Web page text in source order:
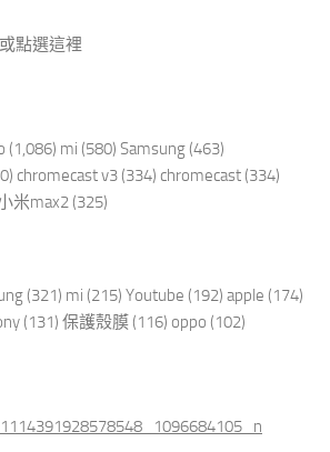
點選這裡
(1,086) mi (580) Samsung (463)
chromecast v3 (334) chromecast (334)
米max2 (325)
(321) mi (215) Youtube (192) apple (174)
(131) 保護殼膜 (116) oppo (102)